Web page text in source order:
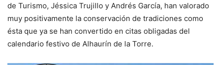
de Turismo, Jéssica Trujillo y Andrés García, han valorado
muy positivamente la conservación de tradiciones como
ésta que ya se han convertido en citas obligadas del
calendario festivo de Alhaurín de la Torre.